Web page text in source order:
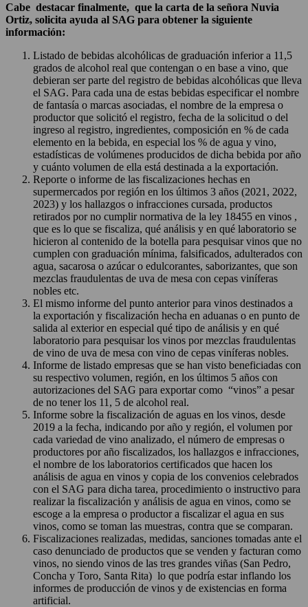
Cabe destacar finalmente, que la carta de la señora Nuvia
Ortiz, solicita ayuda al SAG para obtener la siguiente
información:
Listado de bebidas alcohólicas de graduación inferior a 11,5
grados de alcohol real que contengan o en base a vino, que
debieran ser parte del registro de bebidas alcohólicas que lleva
el SAG. Para cada una de estas bebidas especificar el nombre
de fantasía o marcas asociadas, el nombre de la empresa o
productor que solicitó el registro, fecha de la solicitud o del
ingreso al registro, ingredientes, composición en % de cada
elemento en la bebida, en especial los % de agua y vino,
estadísticas de volúmenes producidos de dicha bebida por año
y cuánto volumen de ella está destinada a la exportación.
Reporte o informe de las fiscalizaciones hechas en
supermercados por región en los últimos 3 años (2021, 2022,
2023) y los hallazgos o infracciones cursada, productos
retirados por no cumplir normativa de la ley 18455 en vinos ,
que es lo que se fiscaliza, qué análisis y en qué laboratorio se
hicieron al contenido de la botella para pesquisar vinos que no
cumplen con graduación mínima, falsificados, adulterados con
agua, sacarosa o azúcar o edulcorantes, saborizantes, que son
mezclas fraudulentas de uva de mesa con cepas viníferas
nobles etc.
El mismo informe del punto anterior para vinos destinados a
la exportación y fiscalización hecha en aduanas o en punto de
salida al exterior en especial qué tipo de análisis y en qué
laboratorio para pesquisar los vinos por mezclas fraudulentas
de vino de uva de mesa con vino de cepas viníferas nobles.
Informe de listado empresas que se han visto beneficiadas con
su respectivo volumen, región, en los últimos 5 años con
autorizaciones del SAG para exportar como “vinos” a pesar
de no tener los 11, 5 de alcohol real.
Informe sobre la fiscalización de aguas en los vinos, desde
2019 a la fecha, indicando por año y región, el volumen por
cada variedad de vino analizado, el número de empresas o
productores por año fiscalizados, los hallazgos e infracciones,
el nombre de los laboratorios certificados que hacen los
análisis de agua en vinos y copia de los convenios celebrados
con el SAG para dicha tarea, procedimiento o instructivo para
realizar la fiscalización y análisis de agua en vinos, como se
escoge a la empresa o productor a fiscalizar el agua en sus
vinos, como se toman las muestras, contra que se comparan.
Fiscalizaciones realizadas, medidas, sanciones tomadas ante el
caso denunciado de productos que se venden y facturan como
vinos, no siendo vinos de las tres grandes viñas (San Pedro,
Concha y Toro, Santa Rita) lo que podría estar inflando los
informes de producción de vinos y de existencias en forma
artificial.